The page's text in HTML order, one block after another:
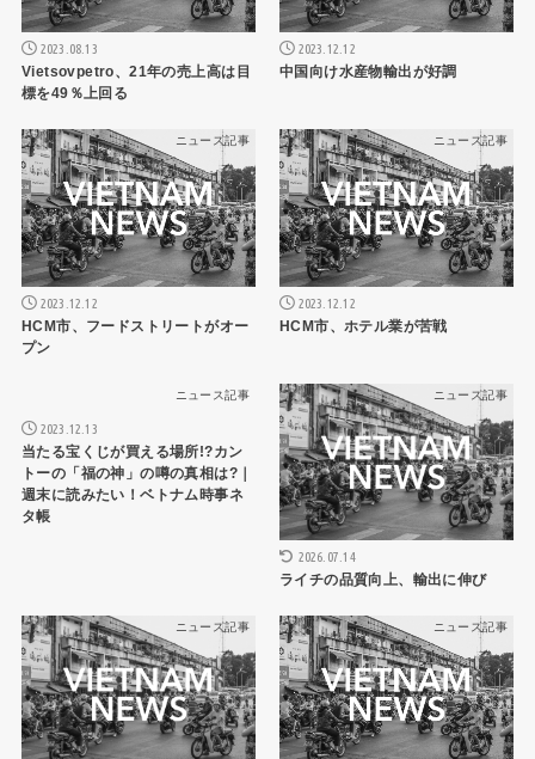
2023.08.13
Vietsovpetro、21年の売上高は目
標を49％上回る
2023.12.12
中国向け水産物輸出が好調
ニュース記事
2023.12.12
HCM市、フードストリートがオー
プン
ニュース記事
2023.12.12
HCM市、ホテル業が苦戦
ニュース記事
2023.12.13
当たる宝くじが買える場所!?カン
トーの「福の神」の噂の真相は?｜
週末に読みたい！ベトナム時事ネ
タ帳
ニュース記事
2026.07.14
ライチの品質向上、輸出に伸び
ニュース記事 ニュース記事